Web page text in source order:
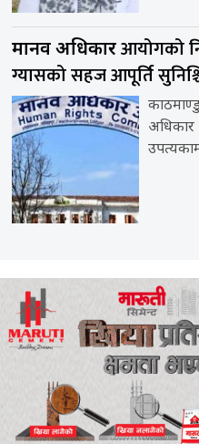
मानव अधिकारआयोगको
ग्यासको सहज आपूर्ति
काठमाण्डु